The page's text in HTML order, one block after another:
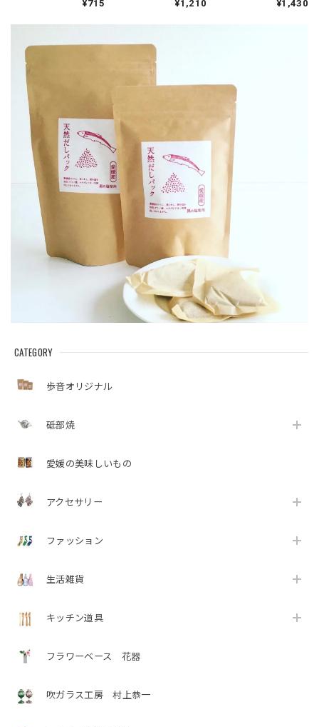
CATEGORY
歩音オリジナル
砥部焼
愛媛の美味しいもの
アクセサリー
ファッション
生活雑貨
キッチン道具
フラワーベース 花器
吹ガラス工房 村上恭一
ンドタオル kontex
¥715
ェイスタオル¥1,210
ェイスタオル¥1,430